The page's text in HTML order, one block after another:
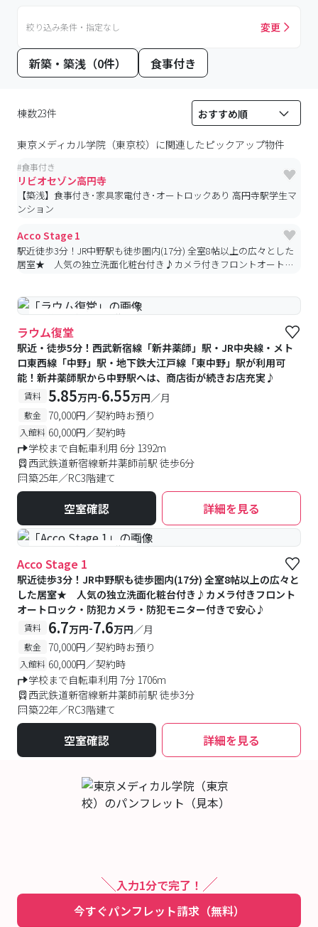
絞り込み条件・指定なし 変更
新築・築浅（0件） 食事付き
棟数23件
東京メディカル学院（東京校） に関連したピックアップ物件
#食事付き
リビオセゾン高円寺
【築浅】食事付き･家具家電付き･オートロックあり 高円寺駅学生マ
ンション
Acco Stage 1
駅近徒歩3分！JR中野駅も徒歩圏内(17分) 全室8帖以上の広々とした
居室★ 人気の独立洗面化粧台付き♪カメラ付きフロントオートロ
#予約受付中 #空室待ち
ラウム復堂
駅近・徒歩5分！西武新宿線「新井薬師」駅・JR中央線・メト
ロ東西線「中野」駅・地下鉄大江戸線「東中野」駅が利用可
能！新井薬師駅から中野駅へは、商店街が続きお店充実♪
賃料 5.85万円-6.55万円／月
敷金 70,000円／契約時お預り
入館料 60,000円／契約時
学校まで自転車利用 6分 1392m
西武鉄道新宿線新井薬師前駅 徒歩6分
築25年／RC3階建て
空室確認 詳細を見る
#予約受付中 #空室待ち
Acco Stage 1
駅近徒歩3分！JR中野駅も徒歩圏内(17分) 全室8帖以上の広々と
した居室★ 人気の独立洗面化粧台付き♪カメラ付きフロント
オートロック・防犯カメラ・防犯モニター付きで安心♪
賃料 6.7万円-7.6万円／月
敷金 70,000円／契約時お預り
入館料 60,000円／契約時
学校まで自転車利用 7分 1706m
西武鉄道新宿線新井薬師前駅 徒歩3分
築22年／RC3階建て
空室確認 詳細を見る
入力1分で完了！
今すぐパンフレット請求（無料）